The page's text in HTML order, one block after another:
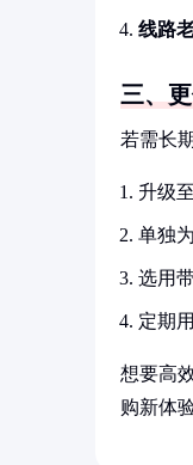
线路
三、
若需长
升级
单独
选用
定期
想要高
购新体